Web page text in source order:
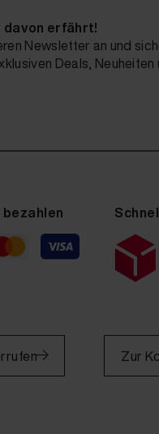
davon erfährt!
Newsletter an und
Deals,
Zur